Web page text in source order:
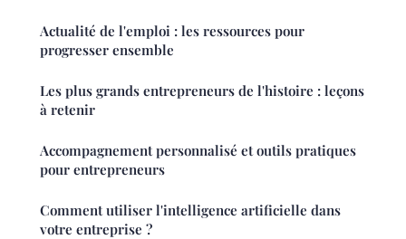
Actualité de l'emploi : les ressources pour
progresser ensemble
Les plus grands entrepreneurs de l'histoire : leçons
à retenir
Accompagnement personnalisé et outils pratiques
pour entrepreneurs
Comment utiliser l'intelligence artificielle dans
votre entreprise ?